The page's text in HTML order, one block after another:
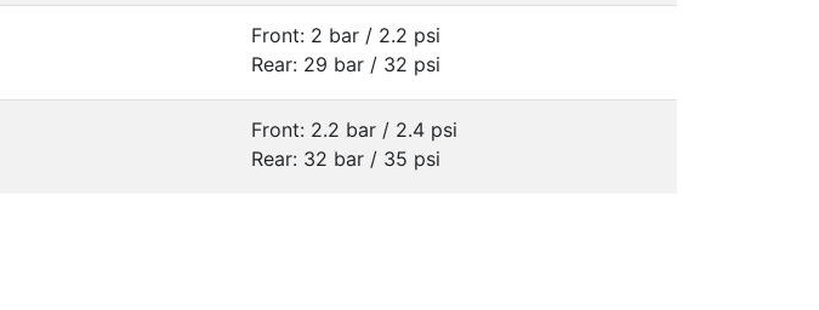
Front: 2 bar / 2.2 psi
Rear: 29 bar / 32 psi
Front: 2.2 bar / 2.4 psi
Rear: 32 bar / 35 psi